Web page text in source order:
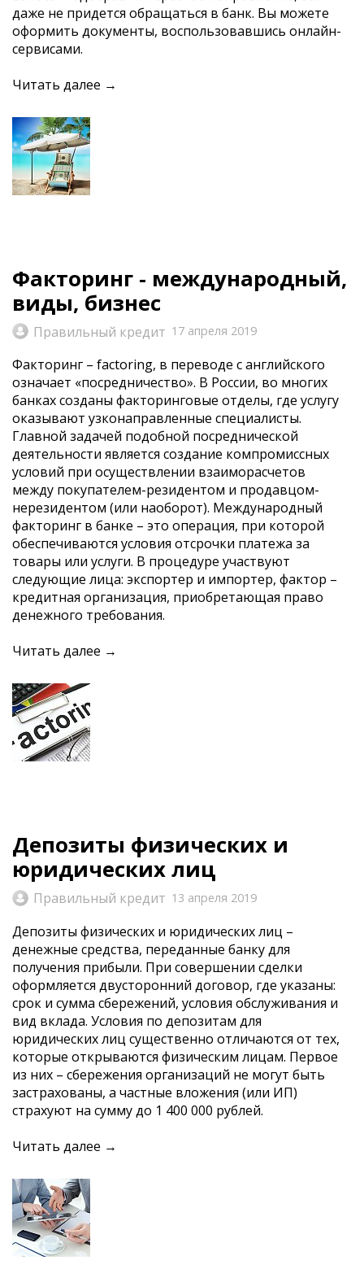
даже не придется обращаться в банк. Вы можете
оформить документы, воспользовавшись онлайн-
сервисами.
Читать далее →
Факторинг - международный,
виды, бизнес
Правильный кредит 17 апреля 2019
Факторинг – factoring, в переводе с английского
означает «посредничество». В России, во многих
банках созданы факторинговые отделы, где услугу
оказывают узконаправленные специалисты.
Главной задачей подобной посреднической
деятельности является создание компромиссных
условий при осуществлении взаиморасчетов
между покупателем-резидентом и продавцом-
нерезидентом (или наоборот). Международный
факторинг в банке – это операция, при которой
обеспечиваются условия отсрочки платежа за
товары или услуги. В процедуре участвуют
следующие лица: экспортер и импортер, фактор –
кредитная организация, приобретающая право
денежного требования.
Читать далее →
Депозиты физических и
юридических лиц
Правильный кредит 13 апреля 2019
Депозиты физических и юридических лиц –
денежные средства, переданные банку для
получения прибыли. При совершении сделки
оформляется двусторонний договор, где указаны:
срок и сумма сбережений, условия обслуживания и
вид вклада. Условия по депозитам для
юридических лиц существенно отличаются от тех,
которые открываются физическим лицам. Первое
из них – сбережения организаций не могут быть
застрахованы, а частные вложения (или ИП)
страхуют на сумму до 1 400 000 рублей.
Читать далее →